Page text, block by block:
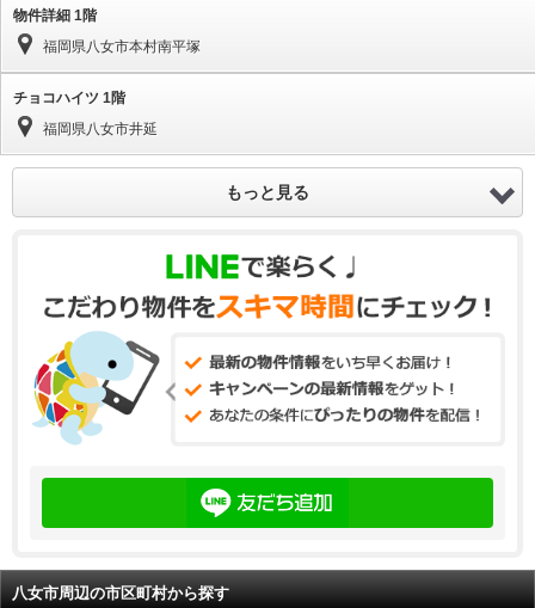
物件詳細 1階
福岡県八女市本村南平塚
チョコハイツ 1階
福岡県八女市井延
もっと見る
八女市周辺の市区町村から探す